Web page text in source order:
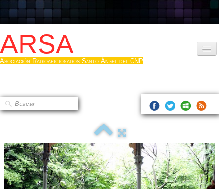
ARSA
Asociación Radioaficionados Santo Ángel del CNP
Que es la ARSA
Hacerse socio
Log diploma en Pdf
Fotos▼